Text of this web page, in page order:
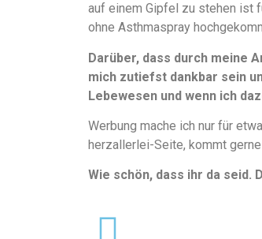
auf einem Gipfel zu stehen ist
ohne Asthmaspray
Darüber, dass durch meine
mich zutiefst dankbar sein
Lebewesen und wenn ich
Werbung mache ich nur für
herzallerlei-Seite, kommt
Wie schön, dass ihr da seid.